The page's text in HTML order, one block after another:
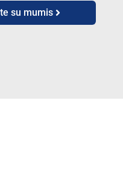
su mumis